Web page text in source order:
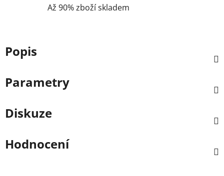
Až 90% zboží skladem
Popis
Parametry
Diskuze
Hodnocení